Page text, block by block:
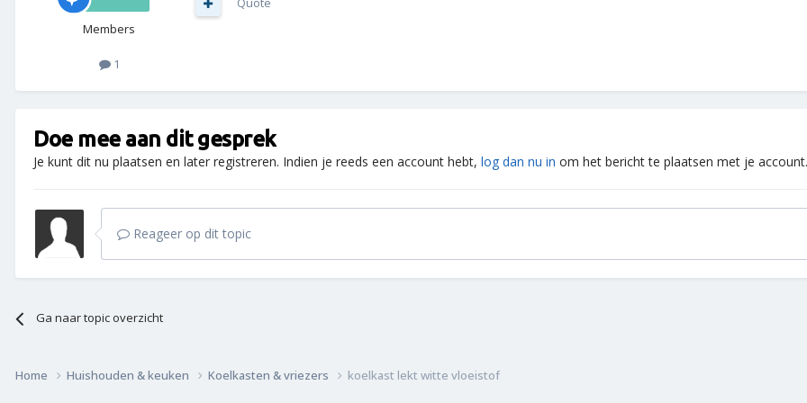
Members
1
Doe mee aan dit gesprek
Je kunt dit nu plaatsen en later registreren. Indien je reeds een account hebt, log dan nu in om het bericht te plaatsen met je account.
Reageer op dit topic
Ga naar topic overzicht
Home Huishouden & keuken Koelkasten & vriezers koelkast lekt witte vloeistof